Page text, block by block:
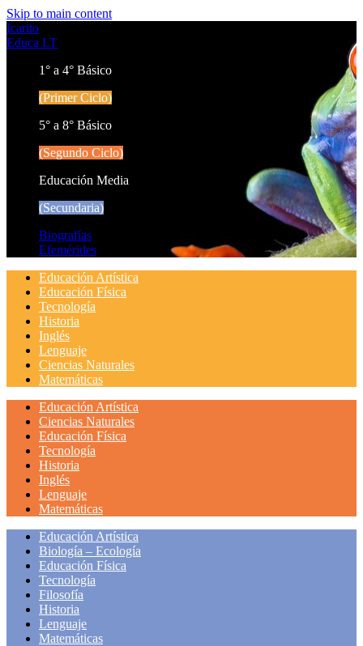
Skip to main content
Icarito
Educa LT
1° a 4° Básico
(Primer Ciclo)
5° a 8° Básico
(Segundo Ciclo)
Educación Media
(Secundaria)
Biografías
Efemérides
Educación Artística
Educación Física
Tecnología
Historia
Inglés
Lenguaje
Ciencias Naturales
Matemáticas
Educación Artística
Ciencias Naturales
Educación Física
Tecnología
Historia
Inglés
Lenguaje
Matemáticas
Educación Artística
Biología – Ecología
Educación Física
Tecnología
Filosofía
Historia
Lenguaje
Matemáticas